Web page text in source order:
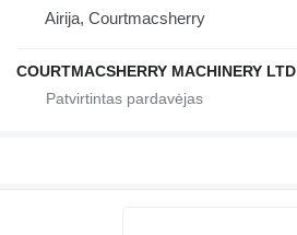
Airija, Courtmacsherry
COURTMACSHERRY MACHINERY LTD